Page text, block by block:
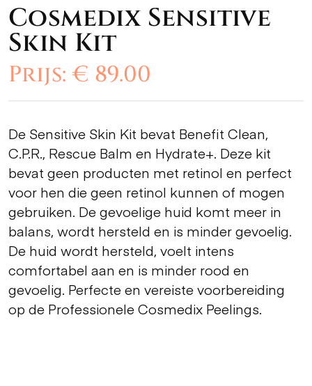
Cosmedix Sensitive
Skin Kit
Prijs: € 89.00
De Sensitive Skin Kit bevat Benefit Clean,
C.P.R., Rescue Balm en Hydrate+. Deze kit
bevat geen producten met retinol en perfect
voor hen die geen retinol kunnen of mogen
gebruiken. De gevoelige huid komt meer in
balans, wordt hersteld en is minder gevoelig.
De huid wordt hersteld, voelt intens
comfortabel aan en is minder rood en
gevoelig. Perfecte en vereiste voorbereiding
op de Professionele Cosmedix Peelings.